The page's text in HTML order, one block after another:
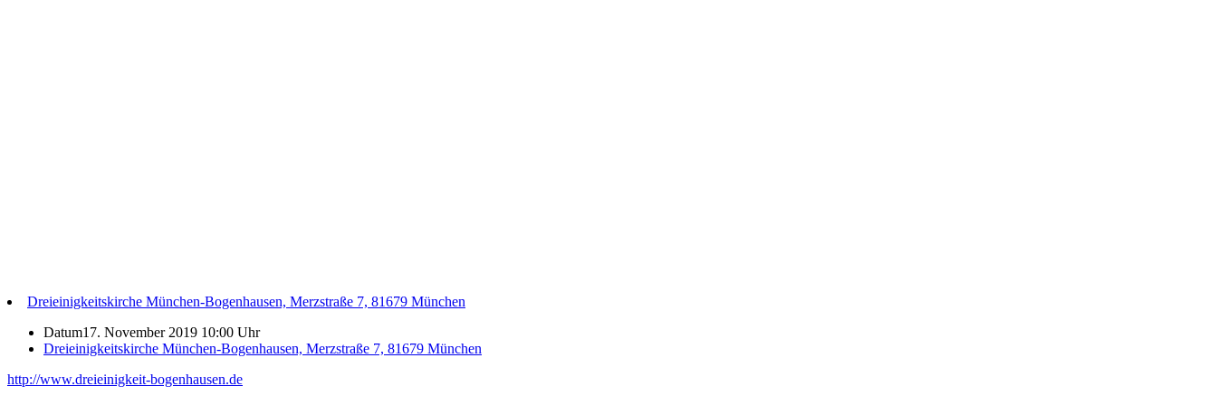
Dreieinigkeitskirche München-Bogenhausen, Merzstraße 7, 81679 München
Datum17. November 2019 10:00 Uhr
Dreieinigkeitskirche München-Bogenhausen, Merzstraße 7, 81679 München
http://www.dreieinigkeit-bogenhausen.de